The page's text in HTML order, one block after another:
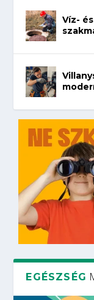
Víz-
EGÉSZSÉG